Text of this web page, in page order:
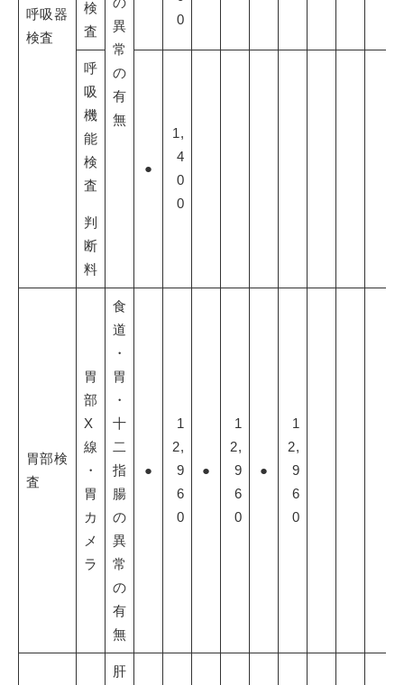
呼吸器
検査
異
常
の
有
無
検
査
0
呼
吸
機
能
検
査
判
断
料
●
1,
4
0
0
胃部検
査
胃
部
X
線
・
胃
カ
メ
ラ
食
道
・
胃
・
十
二
指
腸
の
異
常
の
有
無
●
1
2,
9
6
0
●
1
2,
9
6
0
●
1
2,
9
6
0
肝